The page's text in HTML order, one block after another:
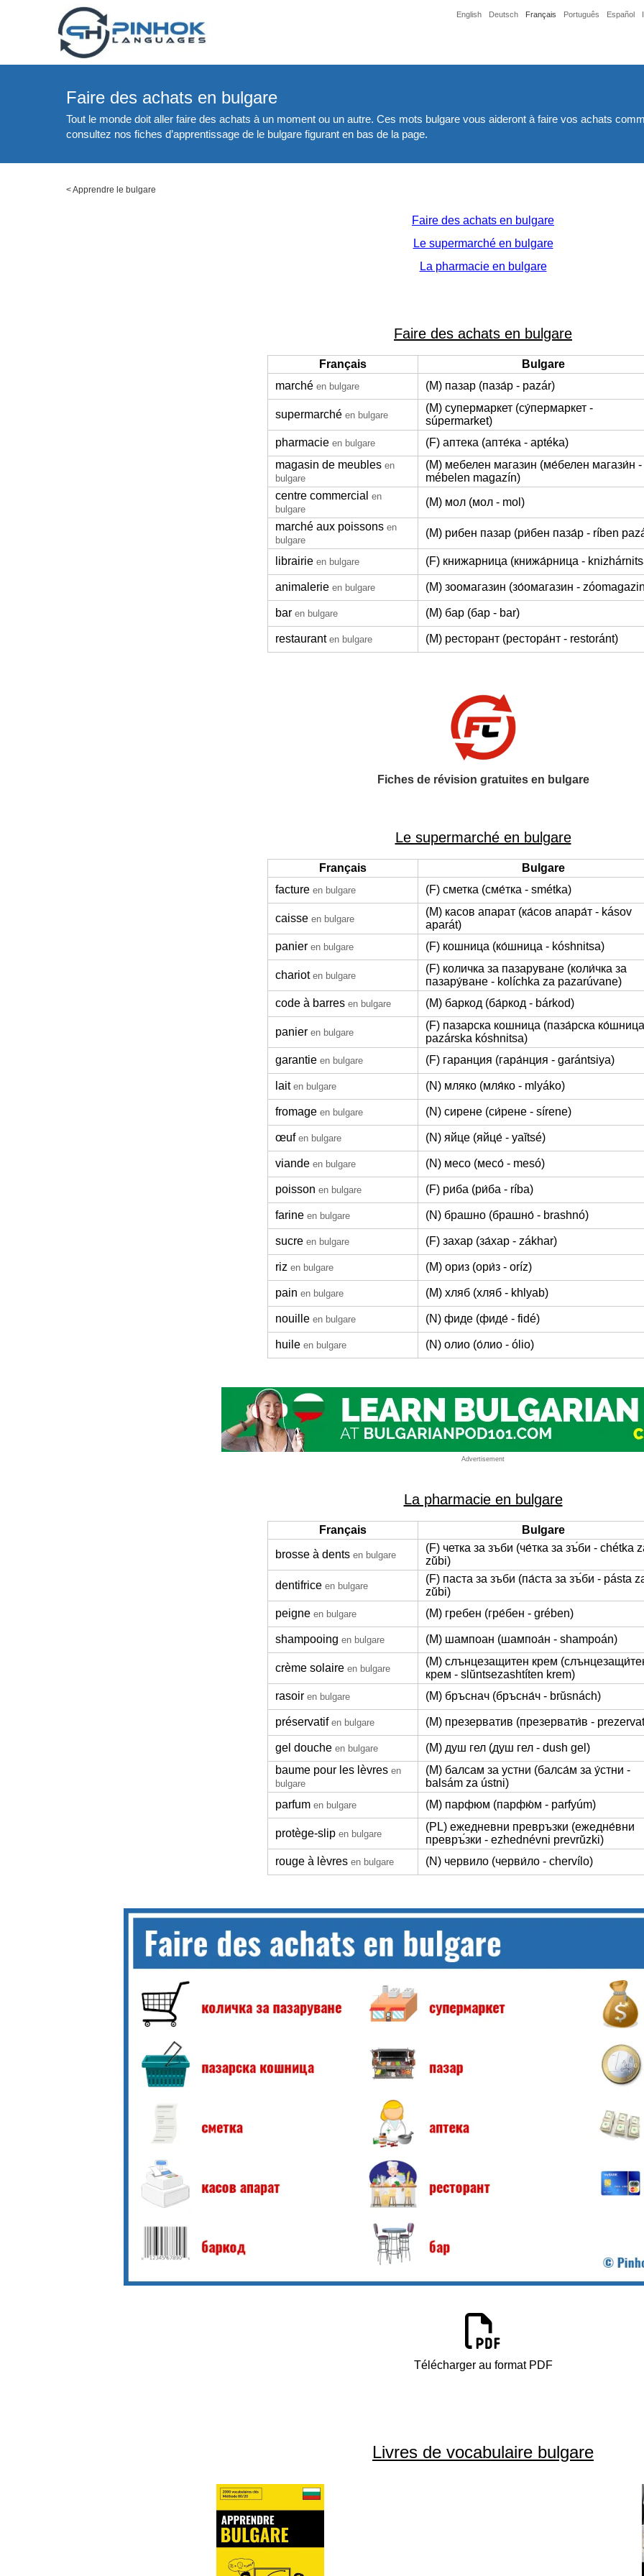
English Deutsch Français Português Español
Faire des achats en bulgare
Tout le monde doit aller faire des achats à un moment ou un autre. Ces mots bulgare vous aideront à faire vos achats
consultez nos fiches d’apprentissage de le bulgare figurant en bas de la page.
<Apprendre le bulgare
Faire des achats en bulgare
Le supermarché en bulgare
La pharmacie en bulgare
Faire des achats en bulgare
Français
Bulgare
marché en bulgare (M) пазар (паза́р - pazár)
supermarché en bulgare
(M) супермаркет (су́пермаркет -
súpermarket)
pharmacie en bulgare
(F) аптека (апте́ка - aptéka)
magasin de meubles en
bulgare
(M) мебелен магазин (ме́белен магази́н -
mébelen magazín)
centre commercial en
bulgare
(M) мол (мол - mol)
marché aux poissons en
bulgare
(M) рибен пазар (ри́бен паза́р - ríben
librairie en bulgare (F) книжарница (книжа́рница -
animalerie en bulgare (M) зоомагазин (зо́омагазин -
bar en bulgare (M) бар (бар - bar)
restaurant en bulgare (M) ресторант (рестора́нт - restoránt)
Fiches de révision gratuites en bulgare
Le supermarché en bulgare
Français
Bulgare
facture en bulgare (F) сметка (сме́тка - smétka)
caisse en bulgare
(M) касов апарат (ка́сов апара́т - kásov
aparát)
panier en bulgare (F) кошница (ко́шница - kóshnitsa)
chariot en bulgare
(F) количка за пазаруване (коли́чка за
пазару́ване - kolíchka za pazarúvane)
code à barres en bulgare (M) баркод (ба́ркод - bárkod)
panier en bulgare
(F) пазарска кошница (паза́рска
pazárska kóshnitsa)
garantie en bulgare (F) гаранция (гара́нция - garántsiya)
lait en bulgare (N) мляко (мля́ко - mlyáko)
fromage en bulgare (N) сирене (си́рене - sírene)
œuf en bulgare (N) яйце (яйце́ - yaĭtsé)
viande en bulgare (N) месо (месо́ - mesó)
poisson en bulgare (F) риба (ри́ба - ríba)
farine en bulgare (N) брашно (брашно́ - brashnó)
sucre en bulgare (F) захар (за́хар - zákhar)
riz en bulgare (M) ориз (ори́з - oríz)
pain en bulgare (M) хляб (хляб - khlyab)
nouille en bulgare (N) фиде (фиде́ - fidé)
huile en bulgare (N) олио (о́лио - ólio)
Advertisement
La pharmacie en bulgare
Français
Bulgare
brosse à dents en bulgare
(F) четка за зъби (че́тка за зъ́би - chétka
zŭ́bi)
dentifrice en bulgare
(F) паста за зъби (па́ста за зъ́би - pásta
zŭ́bi)
peigne en bulgare (M) гребен (гре́бен - grében)
shampooing en bulgare (M) шампоан (шампоа́н - shampoán)
crème solaire en bulgare
(M) слънцезащитен крем
крем - slŭntsezashtíten krem)
rasoir en bulgare (M) бръснач (бръсна́ч - brŭsnách)
préservatif en bulgare (M) презерватив (презервати́в -
gel douche en bulgare
(M) душ гел (душ гел - dush gel)
baume pour les lèvres en
bulgare
(M) балсам за устни (балса́м за у́стни -
balsám za ústni)
parfum en bulgare (M) парфюм (парфю́м - parfyúm)
protège-slip en bulgare
(PL) ежедневни превръзки (ежедне́вни
превръ́зки - ezhednévni prevrŭ́zki)
rouge à lèvres en bulgare (N) червило (черви́ло - chervílo)
Télécharger au format PDF
Livres de vocabulaire bulgare